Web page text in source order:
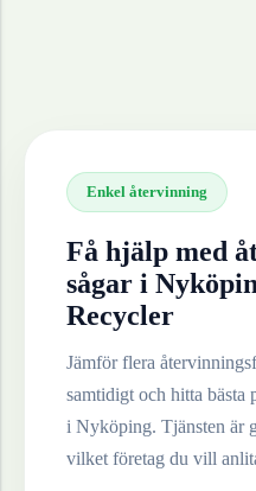
Enkel återvinning
Få hjälp med
sågar i
Recycler
Jämför flera
samtidigt och hitta
i Nyköping. Tjänsten är
vilket företag du vill